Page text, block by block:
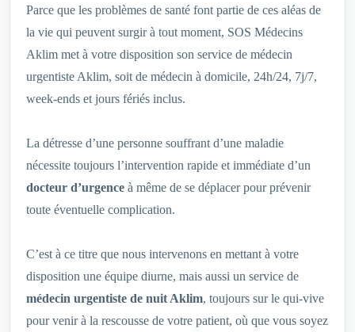
Parce que les problèmes de santé font partie de ces aléas de
la vie qui peuvent surgir à tout moment, SOS Médecins
Aklim met à votre disposition son service de médecin
urgentiste Aklim, soit de médecin à domicile, 24h/24, 7j/7,
week-ends et jours fériés inclus.
La détresse d’une personne souffrant d’une maladie
nécessite toujours l’intervention rapide et immédiate d’un
docteur d’urgence à même de se déplacer pour prévenir
toute éventuelle complication.
C’est à ce titre que nous intervenons en mettant à votre
disposition une équipe diurne, mais aussi un service de
médecin urgentiste de nuit Aklim, toujours sur le qui-vive
pour venir à la rescousse de votre patient, où que vous soyez